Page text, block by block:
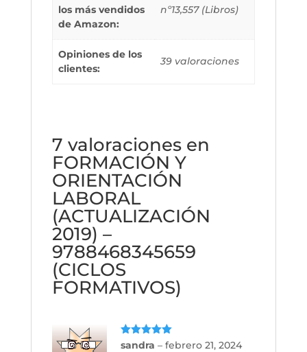
los más vendidos
de Amazon:
nº13,557 (Libros)
Opiniones de los
clientes:
39 valoraciones
7 valoraciones en
FORMACIÓN Y
ORIENTACIÓN
LABORAL
(ACTUALIZACIÓN
2019) –
9788468345659
(CICLOS
FORMATIVOS)
Valorado
sandra – febrero 21, 2024